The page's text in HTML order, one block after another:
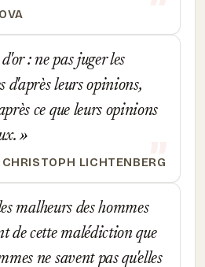
: ne pas juger les
d'après leurs opinions,
ce que leurs opinions
CHRISTOPH LICHTENBERG
malheurs des hommes
de cette malédiction que
ne savent pas qu'elles